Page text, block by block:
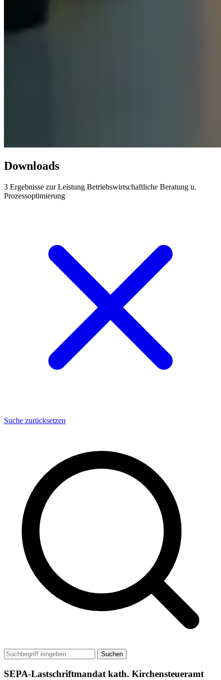
Downloads
3 Ergebnisse zur Leistung Betriebswirtschaftliche Beratung u.
Prozessoptimierung
Suche zurücksetzen
Suchen
SEPA-Lastschriftmandat kath. Kirchensteueramt